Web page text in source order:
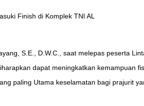
Finish di Komplek TNI AL
S.E., D.W.C., saat melepas peserta
dapat meningkatkan kemampuan
paling Utama keselamatan bagi prajurit